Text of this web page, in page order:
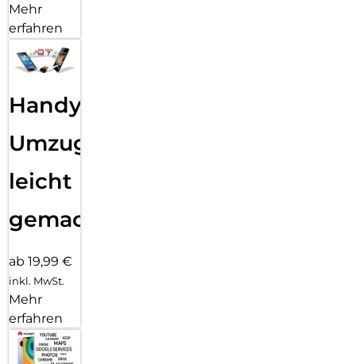
Mehr
erfahren
Handy
Umzug
leicht
gemacht!
ab 19,99 €
inkl. MwSt.
Mehr
erfahren